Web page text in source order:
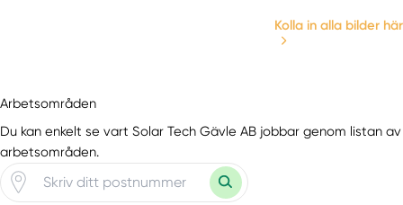
Kolla in alla bilder här
Arbetsområden
Du kan enkelt se vart Solar Tech Gävle AB jobbar genom listan av
arbetsområden.